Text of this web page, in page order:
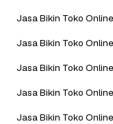
Jasa Bikin Toko
Jasa Bikin Toko
Jasa Bikin Toko
Jasa Bikin Toko
Jasa Bikin Toko